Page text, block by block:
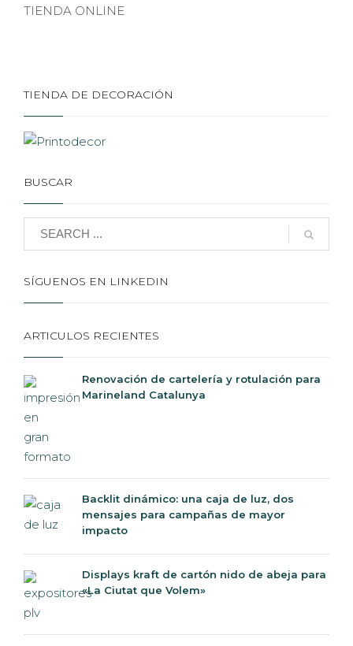
TIENDA ONLINE
TIENDA DE DECORACIÓN
BUSCAR
SÍGUENOS EN LINKEDIN
ARTICULOS RECIENTES
Renovación de cartelería y rotulación para
Marineland Catalunya
Backlit dinámico: una caja de luz, dos
mensajes para campañas de mayor
impacto
Displays kraft de cartón nido de abeja para
«La Ciutat que Volem»